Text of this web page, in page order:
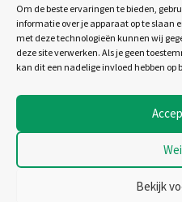
Om de beste ervaringen te bieden,
informatie over je apparaat op te slaan
met deze technologieën kunnen wij
deze site verwerken. Als je geen
kan dit een nadelige invloed hebben
Bekijk
lees meer
Volg ons op:
Copyright 2026